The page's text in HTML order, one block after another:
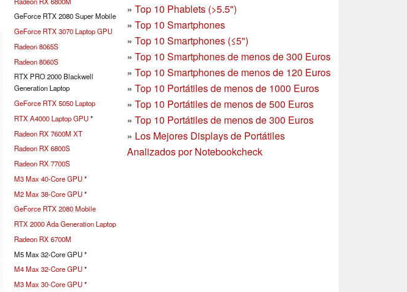
GeForce RTX 2080 Super Mobile
GeForce RTX 3070 Laptop GPU
Radeon 8065S
Radeon 8060S
RTX PRO 2000 Blackwell
Generation Laptop
GeForce RTX 5050 Laptop
RTX A4000 Laptop GPU*
Radeon RX 7600M XT
Radeon RX 6800S
Radeon RX 7700S
M3 Max 40-Core GPU*
M2 Max 38-Core GPU*
GeForce RTX 2080 Mobile
RTX 2000 Ada Generation Laptop
Radeon RX 6700M
M5 Max 32-Core GPU *
M4 Max 32-Core GPU*
M3 Max 30-Core GPU*
» Top 10 Phablets (>5.5")
» Top 10 Smartphones
» Top 10 Smartphones (≤5")
» Top 10 Smartphones de menos de 300 Euros
» Top 10 Smartphonesde menos de 120 Euros
» Top 10 Portátiles de menos de 1000 Euros
» Top 10 Portátiles de menos de 500 Euros
» Top 10 Portátiles de menos de 300 Euros
» Los Mejores Displays de Portátiles
Analizados por Notebookcheck